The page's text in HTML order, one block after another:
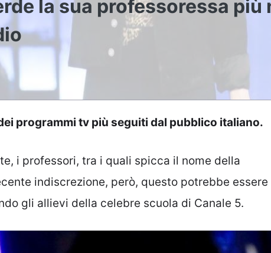
la sua professoressa più
programmi tv più seguiti dal pubblico italiano.
i professori, tra i quali spicca il nome della
indiscrezione, però, questo potrebbe essere
gli allievi della celebre scuola di Canale 5.